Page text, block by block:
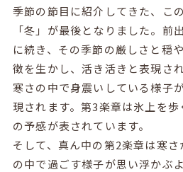
季節の節目に紹介してきた、こ
「冬」が最後となりました。前
に続き、その季節の厳しさと穏
徴を生かし、活き活きと表現さ
寒さの中で身震いしている様子
現されます。第3楽章は氷上を
の予感が表されています。
そして、真ん中の第2楽章は寒さ
の中で過ごす様子が思い浮かぶ